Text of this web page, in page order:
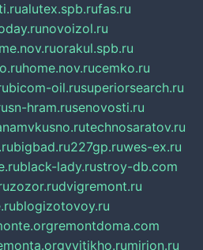
alutex.spb.rufas.ru
novoizol.ru
orakul.spb.ru
home.nov.rucemko.ru
bicom-oil.rusuperiorsearch.ru
sn-hram.rusenovosti.ru
technosaratov.ru
bigbad.ru227gp.ruwes-ex.ru
black-lady.rustroy-db.com
zozor.rudvigremont.ru
blogizotovoy.ru
remontdoma.com
vyitikho.rumirjon.ru